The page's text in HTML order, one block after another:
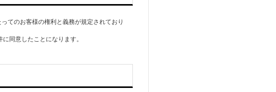
てのお客様の権利と義務が規定されており
同意したことになります。